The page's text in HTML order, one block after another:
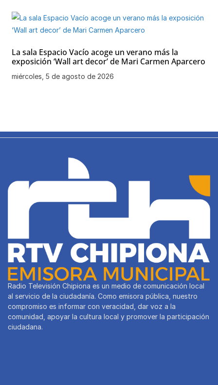
La sala Espacio Vacío acoge un verano más la
exposición ‘Wall art decor’ de Mari Carmen Aparcero
miércoles, 5 de agosto de 2026
Radio Televisión Chipiona es un medio de comunicación local
al servicio de la ciudadanía. Como emisora pública, nuestro
compromiso es informar con veracidad, dar voz a la
comunidad, apoyar la cultura local y promover la participación
ciudadana.